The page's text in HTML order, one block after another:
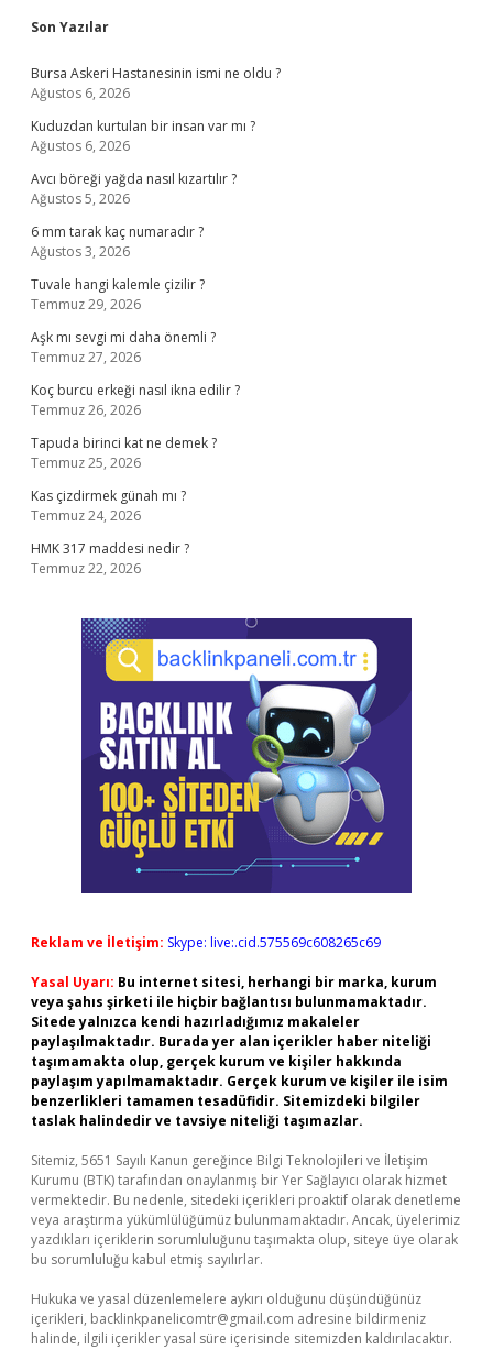
Sidebar
Son Yazılar
Bursa Askeri Hastanesinin ismi ne oldu ?
Ağustos 6, 2026
Kuduzdan kurtulan bir insan var mı ?
Ağustos 6, 2026
Avcı böreği yağda nasıl kızartılır ?
Ağustos 5, 2026
6 mm tarak kaç numaradır ?
Ağustos 3, 2026
Tuvale hangi kalemle çizilir ?
Temmuz 29, 2026
Aşk mı sevgi mi daha önemli ?
Temmuz 27, 2026
Koç burcu erkeği nasıl ikna edilir ?
Temmuz 26, 2026
Tapuda birinci kat ne demek ?
Temmuz 25, 2026
Kas çizdirmek günah mı ?
Temmuz 24, 2026
HMK 317 maddesi nedir ?
Temmuz 22, 2026
Reklam ve İletişim: Skype: live:.cid.575569c608265c69
Yasal Uyarı: Bu internet sitesi, herhangi bir marka, kurum
veya şahıs şirketi ile hiçbir bağlantısı bulunmamaktadır.
Sitede yalnızca kendi hazırladığımız makaleler
paylaşılmaktadır. Burada yer alan içerikler haber niteliği
taşımamakta olup, gerçek kurum ve kişiler hakkında
paylaşım yapılmamaktadır. Gerçek kurum ve kişiler ile isim
benzerlikleri tamamen tesadüfidir. Sitemizdeki bilgiler
taslak halindedir ve tavsiye niteliği taşımazlar.
Sitemiz, 5651 Sayılı Kanun gereğince Bilgi Teknolojileri ve İletişim
Kurumu (BTK) tarafından onaylanmış bir Yer Sağlayıcı olarak hizmet
vermektedir. Bu nedenle, sitedeki içerikleri proaktif olarak denetleme
veya araştırma yükümlülüğümüz bulunmamaktadır. Ancak, üyelerimiz
yazdıkları içeriklerin sorumluluğunu taşımakta olup, siteye üye olarak
bu sorumluluğu kabul etmiş sayılırlar.
Hukuka ve yasal düzenlemelere aykırı olduğunu düşündüğünüz
içerikleri, backlinkpanelicomtr@gmail.com adresine bildirmeniz
halinde, ilgili içerikler yasal süre içerisinde sitemizden kaldırılacaktır.